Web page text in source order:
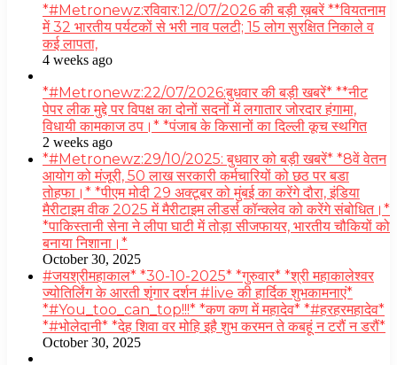
*#Metronewz:रविवार:12/07/2026 की बड़ी ख़बरें **वियतनाम
में 32 भारतीय पर्यटकों से भरी नाव पलटी; 15 लोग सुरक्षित निकाले व
कई लापता,
4 weeks ago
*#Metronewz:22/07/2026:बुधवार की बड़ी खबरें* **नीट
पेपर लीक मुद्दे पर विपक्ष का दोनों सदनों में लगातार जोरदार हंगामा,
विधायी कामकाज ठप।* *पंजाब के किसानों का दिल्ली कूच स्थगित
2 weeks ago
*#Metronewz:29/10/2025: बुधवार को बड़ी खबरें* *8वें वेतन
आयोग को मंजूरी, 50 लाख सरकारी कर्मचारियों को छठ पर बडा
तोहफा।* *पीएम मोदी 29 अक्टूबर को मुंबई का करेंगे दौरा, इंडिया
मैरीटाइम वीक 2025 में मैरीटाइम लीडर्स कॉन्क्लेव को करेंगे संबोधित।*
*पाकिस्तानी सेना ने लीपा घाटी में तोड़ा सीजफायर, भारतीय चौकियों को
बनाया निशाना।*
October 30, 2025
#जयश्रीमहाकाल* *30-10-2025* *गुरुवार* *श्री महाकालेश्वर
ज्योतिर्लिंग के आरती शृंगार दर्शन #live की हार्दिक शुभकामनाएं*
*#You_too_can_top!!!* *कण कण में महादेव* *#हरहरमहादेव*
*#भोलेदानी* *देह शिवा वर मोहि इहै शुभ करमन ते कबहूं न टरौं न डरौं*
October 30, 2025